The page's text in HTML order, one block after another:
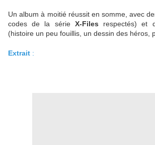
Un album à moitié réussit en somme, avec
codes de la série X-Files respectés) et
(histoire un peu fouillis, un dessin des héros,
Extrait :